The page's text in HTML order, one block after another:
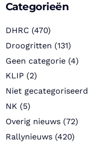
Categorieën
DHRC (470)
Droogritten (131)
Geen categorie (4)
KLIP (2)
Niet gecategoriseerd
NK (5)
Overig nieuws (72)
Rallynieuws (420)